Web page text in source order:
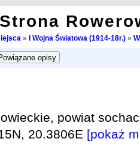
» I Wojna Światowa (1914-18r.)»
powiat
20.3806E [pokaż